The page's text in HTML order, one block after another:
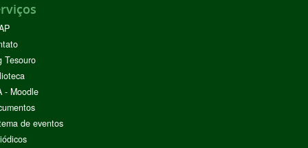
Tesouro
- Moodle
de eventos